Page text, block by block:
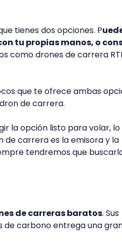
tienes dos opciones. P
tu propias manos, o
como drones de carrera
que te ofrece ambas
de carrera.
la opción listo para volar,
carrera es la emisora y la
tendremos que
de carreras baratos. Sus
de carbono entrega una